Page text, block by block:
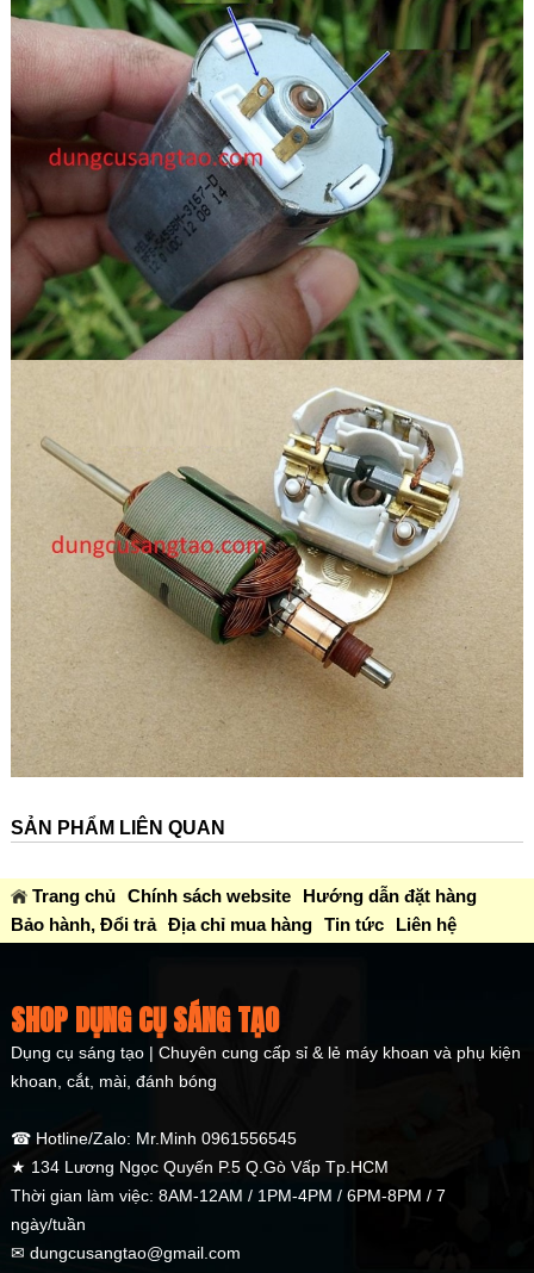
SẢN PHẨM LIÊN QUAN
Trang chủ Chính sách website
Hướng dẫn đặt hàng
Bảo hành, Đổi trả Địa chỉ mua hàng Tin tức Liên hệ
SHOP DỤNG CỤ SÁNG TẠO
Dụng cụ sáng tạo | Chuyên cung cấp sỉ & lẻ máy khoan và phụ kiện
khoan, cắt, mài, đánh bóng
☎ Hotline/Zalo: Mr.Minh 0961556545
★ 134 Lương Ngọc Quyến P.5 Q.Gò Vấp Tp.HCM
Thời gian làm việc: 8AM-12AM / 1PM-4PM / 6PM-8PM / 7
ngày/tuần
✉ dungcusangtao@gmail.com